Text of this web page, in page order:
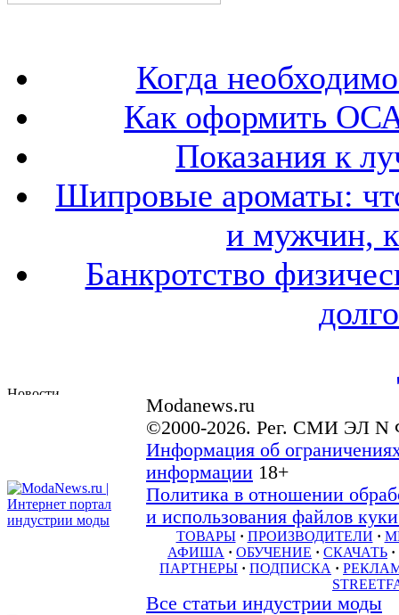
Когда
Как оформить
Показания к
Шипровые ароматы:
и мужчин,
Банкротство
Modanews.ru
©2000-2026. Рег. СМИ ЭЛ N
Информация об
информации 18+
Политика в отношении
и использования файлов
ТОВАРЫ · ПРОИЗВОДИТЕЛИ ·
АФИША · ОБУЧЕНИЕ · СКАЧАТЬ ·
ПАРТНЕРЫ · ПОДПИСКА ·
Все статьи индустрии моды